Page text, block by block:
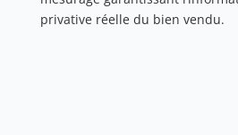
privative réelle du bien vendu.